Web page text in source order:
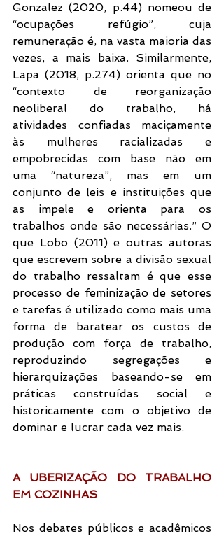
Gonzalez (2020, p.44) nomeou de
“ocupações refúgio”, cuja
remuneração é, na vasta maioria das
vezes, a mais baixa. Similarmente,
Lapa (2018, p.274) orienta que no
“contexto de reorganização
neoliberal do trabalho, há
atividades confiadas maciçamente
às mulheres racializadas e
empobrecidas com base não em
uma “natureza”, mas em um
conjunto de leis e instituições que
as impele e orienta para os
trabalhos onde são necessárias.” O
que Lobo (2011) e outras autoras
que escrevem sobre a divisão sexual
do trabalho ressaltam é que esse
processo de feminização de setores
e tarefas é utilizado como mais uma
forma de baratear os custos de
produção com força de trabalho,
reproduzindo segregações e
hierarquizações baseando-se em
práticas construídas social e
historicamente com o objetivo de
dominar e lucrar cada vez mais.
A UBERIZAÇÃO DO TRABALHO
EM COZINHAS
Nos debates públicos e acadêmicos